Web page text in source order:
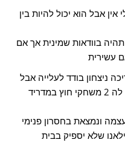
בפלי אין אבל הוא יכול להיות בין
בוודאות שמינית אך אם
עשירית
וצריכה ניצחון בודד לעלייה אבל
זה לא יהיה פשוט כלל וכלל כי נותרו לה 2 משחקי חוץ במדריד
ונמצאת בחסרון פנימי
שלא יספיק בבית